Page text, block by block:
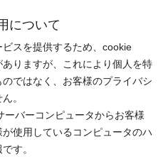
について
スを提供するため、cookie
ありますが、これにより個人を特
ではなく、お客様のプライバシ
。
バーコンピュータからお客様
使用しているコンピュータのハ
す。